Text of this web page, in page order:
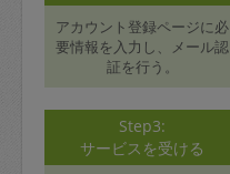
アカウント登録ページに必
要情報を入力し、メール認
証を行う。
Step3:
サービスを受ける